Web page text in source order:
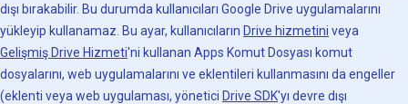
dışı bırakabilir. Bu durumda kullanıcıları Google Drive uygulamalarını
yükleyip kullanamaz. Bu ayar, kullanıcıların Drive hizmetini veya
Gelişmiş Drive Hizmeti'ni kullanan Apps Komut Dosyası komut
dosyalarını, web uygulamalarını ve eklentileri kullanmasını da engeller
(eklenti veya web uygulaması, yönetici Drive SDK'yı devre dışı